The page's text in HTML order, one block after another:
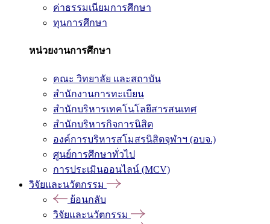
ค่าธรรมเนียมการศึกษา
ทุนการศึกษา
หน่วยงานการศึกษา
คณะ วิทยาลัย และสถาบัน
สำนักงานการทะเบียน
สำนักบริหารเทคโนโลยีสารสนเทศ
สำนักบริหารกิจการนิสิต
องค์การบริหารสโมสรนิสิตจุฬาฯ (อบจ.)
ศูนย์การศึกษาทั่วไป
การประเมินออนไลน์ (MCV)
วิจัยและนวัตกรรม
ย้อนกลับ
วิจัยและนวัตกรรม